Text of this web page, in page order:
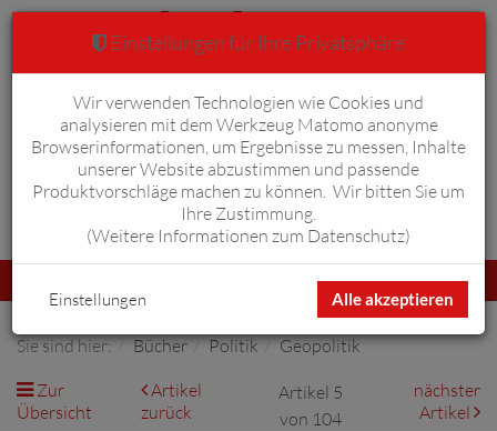
Anmelden Warenkorb 0
umschalten
Sie sind hier: Bücher Politik
Geopolitik
Zur
Übersicht
Artikel
zurück
Artikel 5
von 104
nächster
Artikel
Einstellungen für Ihre Privatsphäre
Wir verwenden Technologien wie Cookies und
analysieren mit dem Werkzeug Matomo anonyme
Browserinformationen, um Ergebnisse zu messen, Inhalte
unserer Website abzustimmen und passende
Produktvorschläge machen zu können. Wir bitten Sie um
Ihre Zustimmung.
(Weitere Informationen zum Datenschutz)
Alle akzeptieren
Einstellungen